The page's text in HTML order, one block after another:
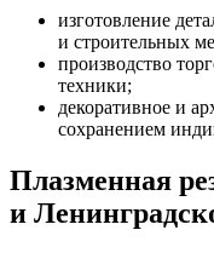
изготовление
и строительных
производство
техники;
декоративное и
сохранением
Плазменная
и